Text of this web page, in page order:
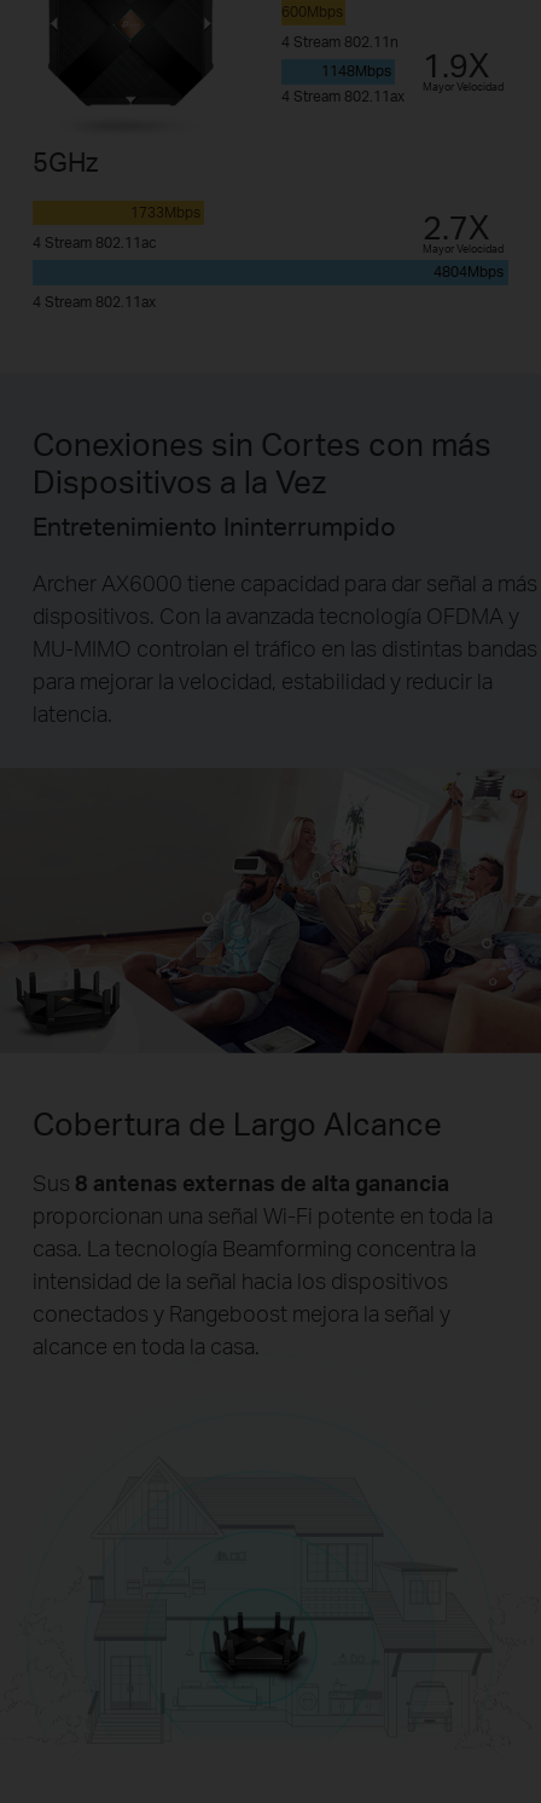
5GHz
4 Stream 802.11ac
1733Mbps
4 Stream 802.11ax
4804Mbps
2.7X
Mayor Velocidad
4 Stream 802.11n
600Mbps
4 Stream 802.11ax
1148Mbps 1.9X
Mayor Velocidad
Conexiones sin Cortes con más
Dispositivos a la Vez
Entretenimiento Ininterrumpido
Archer AX6000 tiene capacidad para dar señal a más
dispositivos. Con la avanzada tecnología OFDMA y
MU-MIMO controlan el tráfico en las distintas bandas
para mejorar la velocidad, estabilidad y reducir la
latencia.
Cobertura de Largo Alcance
Sus 8 antenas externas de alta ganancia
proporcionan una señal Wi-Fi potente en toda la
casa. La tecnología Beamforming concentra la
intensidad de la señal hacia los dispositivos
conectados y Rangeboost mejora la señal y
alcance en toda la casa.